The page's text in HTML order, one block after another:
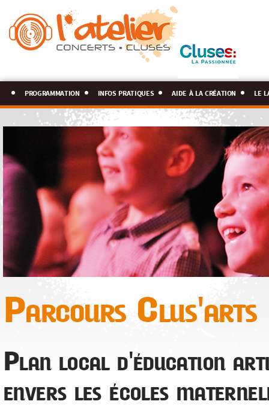
programmation infos pratiques aide à la création le
Parcours Clus'arts
Plan local d'éducation
envers les écoles